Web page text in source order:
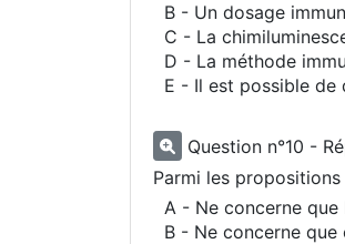
B - Un dosage
C - La
D - La méthode
E - Il est possible de
Question n°10 -
Parmi les
A - Ne concerne
B - Ne concerne